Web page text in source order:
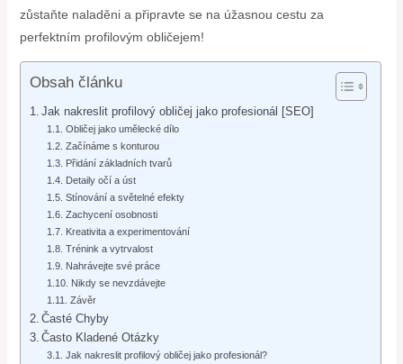
zůstaňte naladěni a připravte se na úžasnou cestu za
perfektním profilovým obličejem!
Obsah článku
Jak nakreslit profilový obličej jako profesionál [SEO]
Obličej jako umělecké dílo
Začínáme s konturou
Přidání základních tvarů
Detaily očí a úst
Stínování a světelné efekty
Zachycení osobnosti
Kreativita a experimentování
Trénink a vytrvalost
Nahrávejte své práce
Nikdy se nevzdávejte
Závěr
Časté Chyby
Často Kladené Otázky
Jak nakreslit profilový obličej jako profesionál?